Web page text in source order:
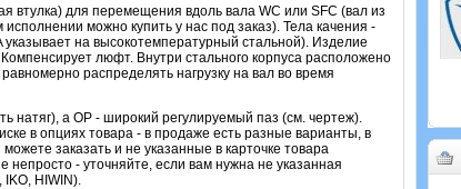
втулка) для перемещения вдоль вала WC или SFC (вал из
можно купить у нас под заказ). Тела качения -
на высокотемпературный стальной). Изделие
люфт. Внутри стального корпуса расположено
распределять нагрузку на вал во время
натяг), а OP - широкий регулируемый паз (см. чертеж).
в опциях товара - в продаже есть разные варианты, в
заказать и не указанные в карточке товара
- уточняйте, если вам нужна не указанная
HIWIN).